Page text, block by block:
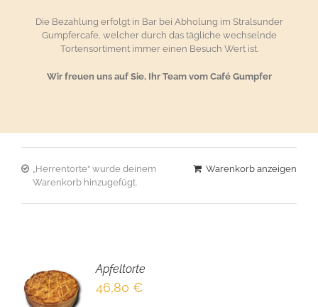
Die Bezahlung erfolgt in Bar bei Abholung im Stralsunder
Gumpfercafe, welcher durch das tägliche wechselnde
Tortensortiment immer einen Besuch Wert ist.
Wir freuen uns auf Sie, Ihr Team vom Café Gumpfer
Warenkorb anzeigen
„Herrentorte“ wurde deinem
Warenkorb hinzugefügt.
Apfeltorte
46,80 €